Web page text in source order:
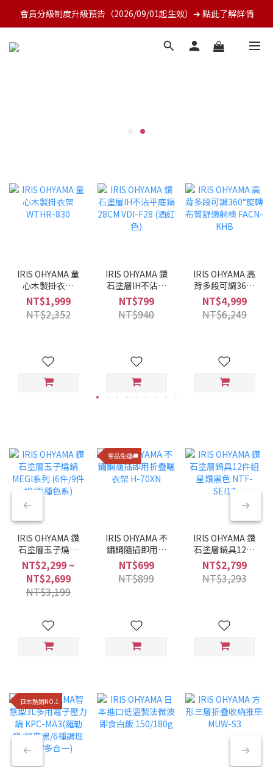
會員分級制度升級預告（2026/09/01起生效）➔ 點此了解詳情
IRIS OHYAMA 童
心木製掛衣架
WTHR-830
NT$1,999
NT$2,352
IRIS OHYAMA 鑽
石塗層IH不沾平
底鍋 28CM VDI-
F28 (酒紅色)
NT$799
NT$940
IRIS OHYAMA 高
背多段可調360°
旋轉布質舒適躺
椅 FACN-KHB
NT$4,999
NT$6,249
IRIS OHYAMA 鑽
石塗層玉子燒鍋
MEGI系列 (6件/9
件組/兩種色系)
NT$2,299 ~
NT$2,699
NT$3,199
單品免運🚚
IRIS OHYAMA 不
鏽鋼隨插即用折
疊曬衣架 H-
70XN
NT$699
NT$899
IRIS OHYAMA 鑽
石塗層鍋具12件
組 星鑽黑色
NTF-SEI12
NT$2,799
NT$3,293
日本熱銷NO.1